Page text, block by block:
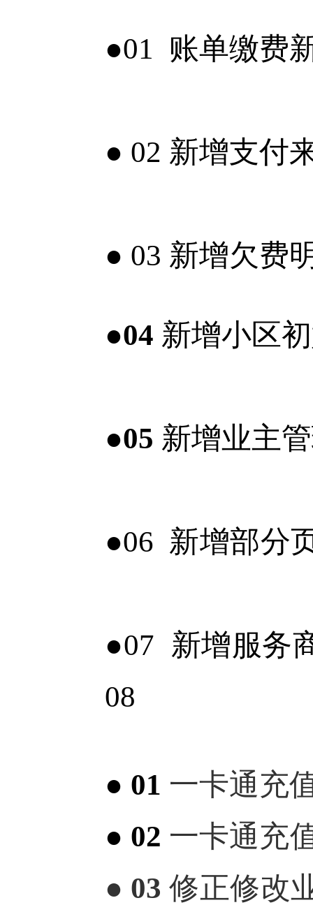
●01 账单缴费
● 02 新增支付
● 03 新增欠费
●04 新增小区
●05 新增业主
●06 新增部分
●07 新增服务
08
● 01 一卡通充
● 02 一卡通充
● 03 修正修改